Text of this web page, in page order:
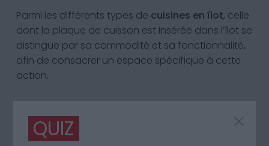
Parmi les différents types de cuisines en îlot, celle
dont la plaque de cuisson est insérée dans l’îlot se
distingue par sa commodité et sa fonctionnalité,
afin de consacrer un espace spécifique à cette
action.
côté est très utile, surtout pour ceux qui cuisinent
pour de nombreuses personnes ou qui aiment
QUIZ